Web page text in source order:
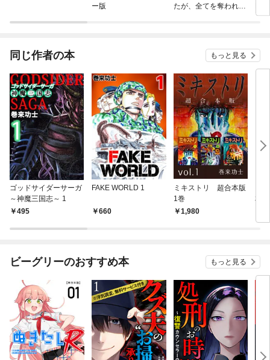
ー版
たが、全てを奪われた
同じ作者の本 もっと見る
ゴッドサイダーサーガ
～神魔三国志～ 1
495
FAKE WORLD 1
660
ミキストリ 超合本版
1巻
1,980
本
ビーグリーのおすすめ本 もっと見る